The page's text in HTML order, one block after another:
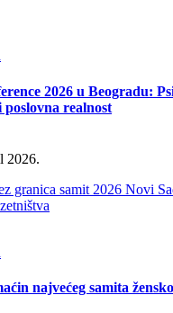
2026 u Beogradu:
realnost
2026.
najvećeg samita